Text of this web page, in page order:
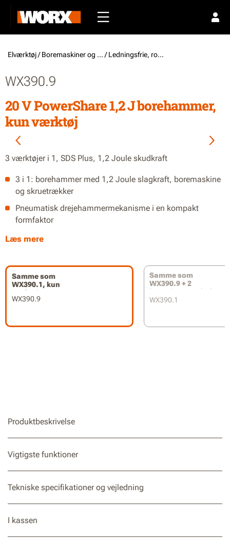
Elværktøj / Boremaskiner og skruemaskiner / Ledningsfrie, roterende SDS-hammere
WX390.9
20 V PowerShare 1,2 J borehammer,
kun værktøj
3 værktøjer i 1, SDS Plus, 1,2 Joule skudkraft
3 i 1: borehammer med 1,2 Joule slagkraft, boremaskine
og skruetrækker
Pneumatisk drejehammermekanisme i en kompakt
formfaktor
Borer huller i hård beton op til 13 mm
Kompatibel med SDS Plus-bits for maksimal
kompatibilitet
En del af Worx PowerShare-batteriplatformen
Læs mere
Samme som
WX390.1, kun
værktøj
WX390.9
Samme som
WX390.9 + 2
batterier og oplader
WX390.1
Produktbeskrivelse
Vigtigste funktioner
Tekniske specifikationer og vejledning
I kassen